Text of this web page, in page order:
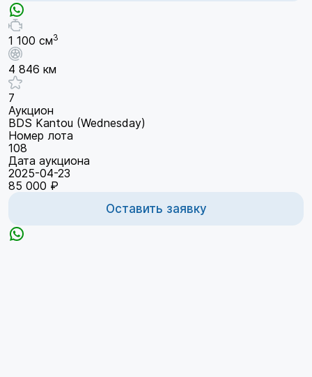
1 100 см3
4 846 км
7
Аукцион
BDS Kantou (Wednesday)
Номер лота
108
Дата аукциона
2025-04-23
85 000 ₽
Оставить заявку